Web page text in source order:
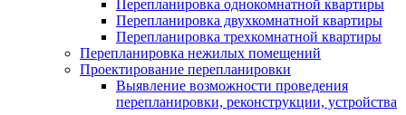
Перепланировка однокомнатной квартиры
Перепланировка двухкомнатной квартиры
Перепланировка трехкомнатной квартиры
Перепланировка нежилых помещений
Проектирование перепланировки
Выявление возможности проведения
перепланировки, реконструкции, устройства